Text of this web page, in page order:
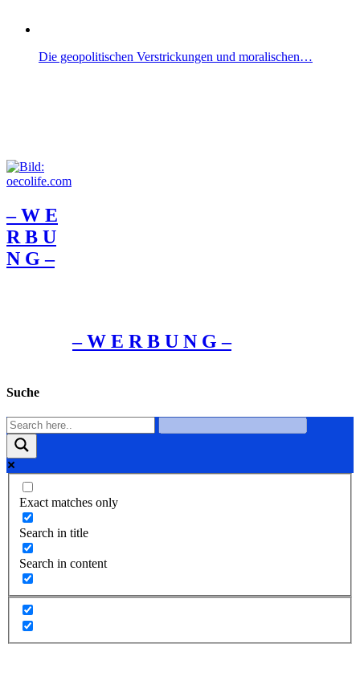
Die geopolitischen Verstrickungen und moralischen…
– W Ε
R Β U
Ν G –
– W Ε R Β U Ν G –
Suche
Exact matches only
Search in title
Search in content